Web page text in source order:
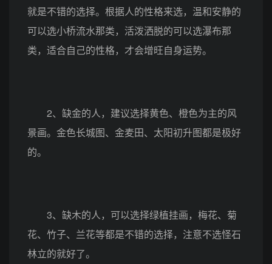
就是不错的选择。根据人的性格来选，温和安静的
可以选小桥流水那类，活泼洒脱的可以选瀑布那
类，适合自己的性格，才会增旺自身运势。
2、缺金的人，建议选择黄色、橙色为主的风
景画。金色长城图、金麦田、太阳初升图都是极好
的。
3、缺木的人，可以选择绿植挂画，梅花、菊
花、竹子、兰花等都是不错的选择，注意不选怪石
林立的就好了。